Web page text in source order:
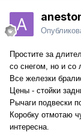
Простите за
со снегом, но и
Все железки
Цены - стойки
Рычаги подвески
Коробку отмотаю
интересна.